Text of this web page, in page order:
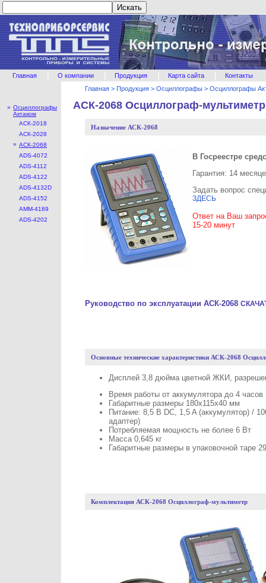
Главная О компании Продукция Карта сайта Контакты
» Осциллографы
Актаком
ACК-2018
ACК-2028
» ACК-2068
ADS-4072
ADS-4112
ADS-4122
ADS-4132D
ADS-4152
АММ-4189
ADS-4202
Главная > Продукция > Осциллографы > Осциллографы
АСК-2068 Осциллограф-
Назначение АСК-2068
В Госреестре
Гарантия: 14
Задать вопрос
ЗДЕСЬ
Ответ на Ваш
15-20 минут
Руководство по эксплуатации АСК-2068
Основные технические характеристики АСК-2068
Дисплей 3,8 дюйма цветной ЖКИ,
Время работы от аккумулятора до 4 часов
Габаритные размеры 180x115x40 мм
Питание: 8,5 В DC, 1,5 A (аккумулятор) /
адаптер)
Потребляемая мощность не более 6 Вт
Масса 0,645 кг
Габаритные размеры в упаковочной таре
Комплектация АСК-2068 Осциллограф-мультиметр